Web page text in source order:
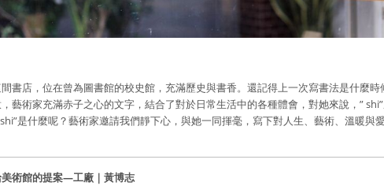
書店，位在曾為圖書館的校史館，充滿歷史與書香。還記得上一次寫書法是什麼
藝術家充滿赤子之心的文字，結合了對於日常生活中的各種體會，對她來說，”
是什麼呢？藝術家邀請我們靜下心，與她一同揮毫，寫下對人生、藝術、溫暖與愛
術館的提案—工廠｜黃博志